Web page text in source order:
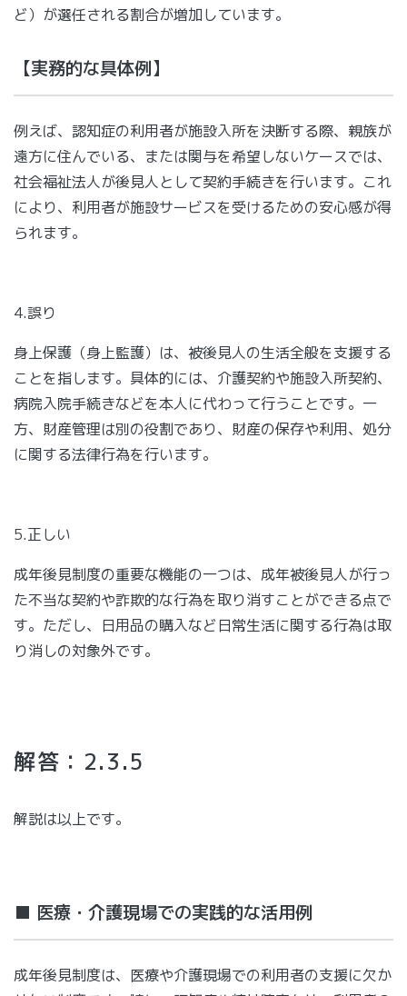
ど）が選任される割合が増加しています。
【実務的な具体例】
例えば、認知症の利用者が施設入所を決断する際、親族が
遠方に住んでいる、または関与を希望しないケースでは、
社会福祉法人が後見人として契約手続きを行います。これ
により、利用者が施設サービスを受けるための安心感が得
られます。
4.誤り
身上保護（身上監護）は、被後見人の生活全般を支援する
ことを指します。具体的には、介護契約や施設入所契約、
病院入院手続きなどを本人に代わって行うことです。一
方、財産管理は別の役割であり、財産の保存や利用、処分
に関する法律行為を行います。
5.正しい
成年後見制度の重要な機能の一つは、成年被後見人が行っ
た不当な契約や詐欺的な行為を取り消すことができる点で
す。ただし、日用品の購入など日常生活に関する行為は取
り消しの対象外です。
解答：2.3.5
解説は以上です。
■ 医療・介護現場での実践的な活用例
成年後見制度は、医療や介護現場での利用者の支援に欠か